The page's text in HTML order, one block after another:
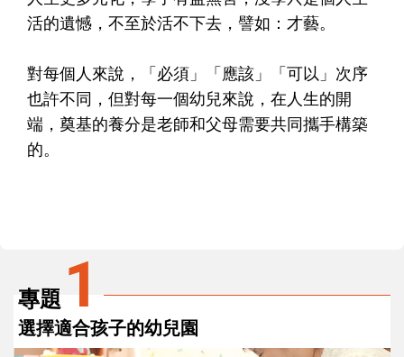
活的遺憾，不至於活不下去，譬如：才藝。
對每個人來說，「必須」「應該」「可以」次序
也許不同，但對每一個幼兒來說，在人生的開
端，奠基的養分是老師和父母需要共同攜手構築
的。
專題 1
選擇適合孩子的幼兒園